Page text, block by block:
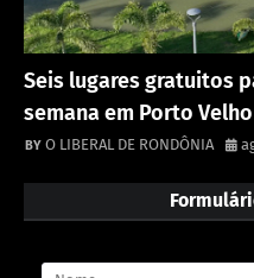
Seis lugares gratuitos
semana em Porto Velho
O LIBERAL DE RONDÔNIA